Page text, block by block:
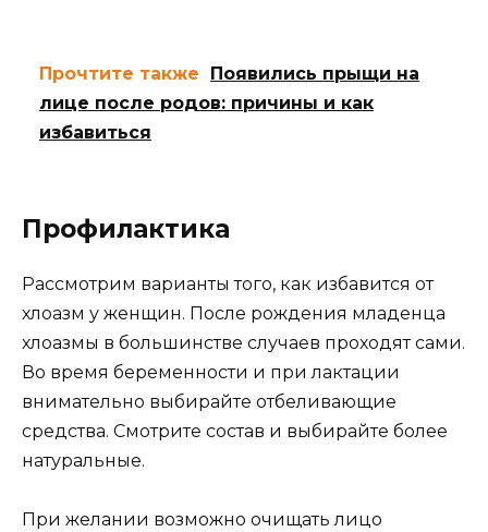
Прочтите также
Появились прыщи на
лице после родов: причины и как
избавиться
Профилактика
Рассмотрим варианты того, как избавится от
хлоазм у женщин. После рождения младенца
хлоазмы в большинстве случаев проходят сами.
Во время беременности и при лактации
внимательно выбирайте отбеливающие
средства. Смотрите состав и выбирайте более
натуральные.
При желании возможно очищать лицо